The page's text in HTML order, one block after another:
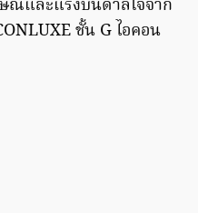
ณ์และแรงบันดาลใจจาก
ชั้น G ไอคอน